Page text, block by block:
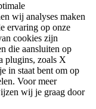
wij analyses maken
ervaring op onze
cookies zijn
die aansluiten op
plugins, zoals X
in staat bent om op
Voor meer
wij je graag door